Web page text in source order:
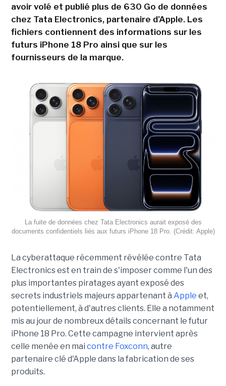
avoir volé et publié plus de 630 Go de données
chez Tata Electronics, partenaire d'Apple. Les
fichiers contiennent des informations sur les
futurs iPhone 18 Pro ainsi que sur les
fournisseurs de la marque.
La fuite de données chez Tata Electronics aurait exposé des
documents confidentiels liés aux futurs iPhone 18 Pro. (Crédit: Apple)
La cyberattaque récemment révélée contre Tata
Electronics est en train de s'imposer comme l'un des
plus importantes piratages ayant exposé des
secrets industriels majeurs appartenant à Apple et,
potentiellement, à d'autres clients. Elle a notamment
mis au jour de nombreux détails concernant le futur
iPhone 18 Pro. Cette campagne intervient après
celle menée en mai contre Foxconn, autre
partenaire clé d'Apple dans la fabrication de ses
produits.